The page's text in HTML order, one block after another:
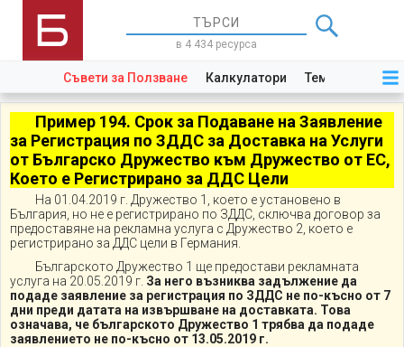
в 4 434 ресурса
Съвети за Ползване Калкулатори Теми Закони
Пример 194. Срок за Подаване на Заявление
за Регистрация по ЗДДС за Доставка на Услуги
от Българско Дружество към Дружество от ЕС,
Което е Регистрирано за ДДС Цели
На 01.04.2019 г. Дружество 1, което е установено в
България, но не е регистрирано по ЗДДС, сключва договор за
предоставяне на рекламна услуга с Дружество 2, което е
регистрирано за ДДС цели в Германия.
Българското Дружество 1 ще предостави рекламната
услуга на 20.05.2019 г. За него възниква задължение да
подаде заявление за регистрация по ЗДДС не по-късно от 7
дни преди датата на извършване на доставката. Това
означава, че българското Дружество 1 трябва да подаде
заявлението не по-късно от 13.05.2019 г.